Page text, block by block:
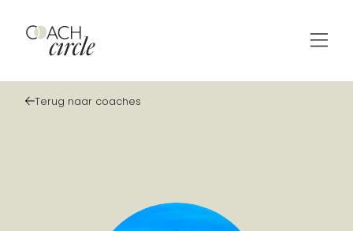
Terug naar coaches